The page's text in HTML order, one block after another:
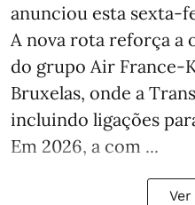
anunciou esta sexta-
A nova rota reforça a
do grupo Air France-
Bruxelas, onde a
incluindo ligações
Em 2026, a com ...